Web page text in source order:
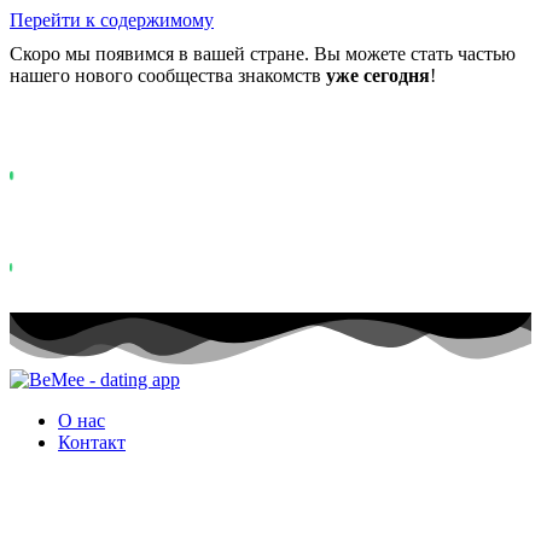
Перейти к содержимому
Скоро мы появимся в вашей стране. Вы можете стать частью
нашего нового сообщества знакомств уже сегодня!
О нас
Контакт